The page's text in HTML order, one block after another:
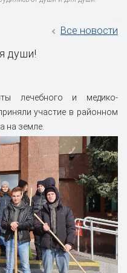
Все новости
души!
лечебного и медико-
участие в районном
на земле.